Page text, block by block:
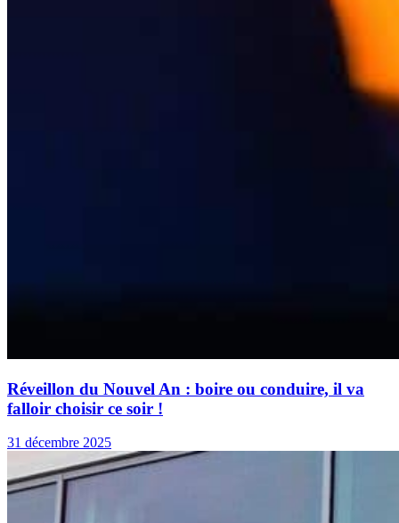
Réveillon du Nouvel An : boire ou conduire, il va
falloir choisir ce soir !
31 décembre 2025